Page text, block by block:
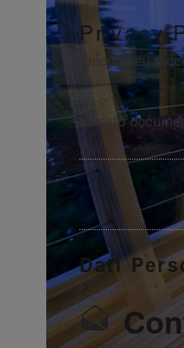
Privacy
Fincube.eu
Questo
Dati